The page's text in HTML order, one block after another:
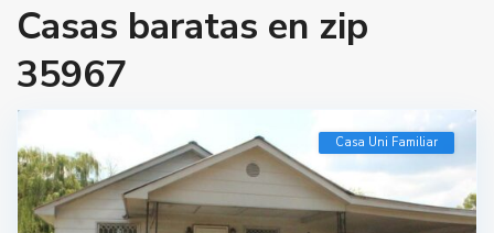
Casas baratas en zip
35967
Casa Uni Familiar